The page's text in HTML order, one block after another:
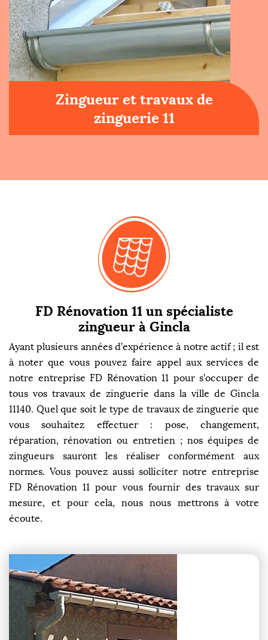
Zingueur et travaux de
zinguerie 11
FD Rénovation 11 un spécialiste
zingueur à Gincla
Ayant plusieurs années d’expérience à notre actif ; il est
à noter que vous pouvez faire appel aux services de
notre entreprise FD Rénovation 11 pour s’occuper de
tous vos travaux de zinguerie dans la ville de Gincla
11140. Quel que soit le type de travaux de zinguerie que
vous souhaitez effectuer : pose, changement,
réparation, rénovation ou entretien ; nos équipes de
zingueurs sauront les réaliser conformément aux
normes. Vous pouvez aussi solliciter notre entreprise
FD Rénovation 11 pour vous fournir des travaux sur
mesure, et pour cela, nous nous mettrons à votre
écoute.